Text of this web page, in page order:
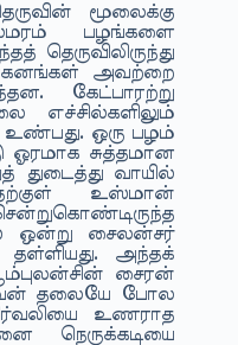
மூலைக்கு
பழங்களை
தெருவிலிருந்து
வாகனங்கள் அவற்றை
கேட்பாரற்று
எச்சில்களிலும்
உண்பது. ஒரு பழம்
ஓரமாக சுத்தமான
துடைத்து வாயில்
உஸ்மான்
ஒன்று சைலன்சர்
அந்தக்
சைரன்
அவன் தலையே போல
உணராத
நெருக்கடியை